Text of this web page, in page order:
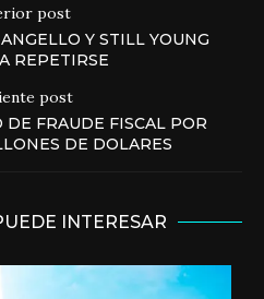
post
Y STILL YOUNG
REPETIRSE
post
DE FRAUDE FISCAL POR
DE DOLARES
INTERESAR